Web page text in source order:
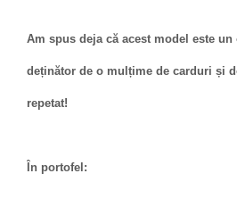
Am spus deja că acest model este
deținător de o mulțime de carduri și
repetat!
În portofel: